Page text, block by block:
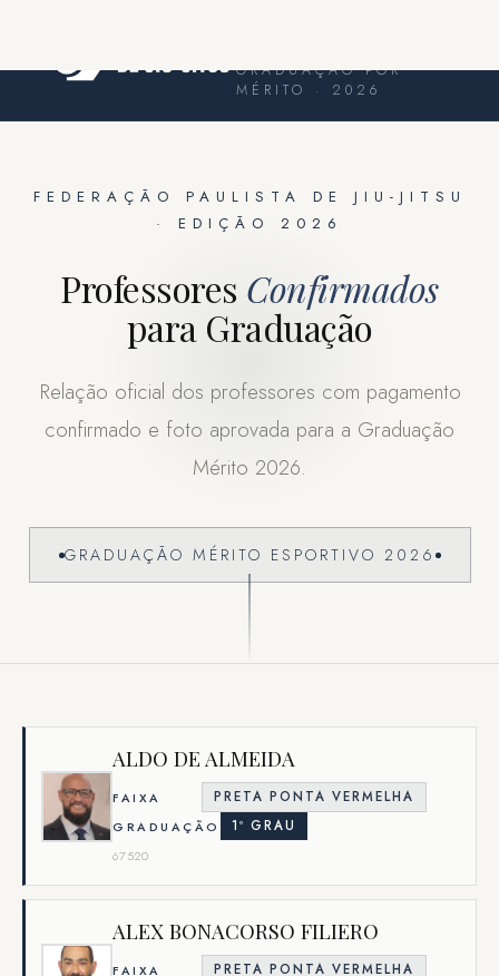
GRADUAÇÃO POR
MÉRITO · 2026
FEDERAÇÃO PAULISTA DE JIU-JITSU
· EDIÇÃO 2026
Professores Confirmados
para Graduação
Relação oficial dos professores com pagamento
confirmado e foto aprovada para a Graduação
Mérito 2026.
GRADUAÇÃO MÉRITO ESPORTIVO 2026
ALDO DE ALMEIDA
FAIXA
PRETA PONTA VERMELHA
GRADUAÇÃO
1º GRAU
67520
ALEX BONACORSO FILIERO
FAIXA
PRETA PONTA VERMELHA